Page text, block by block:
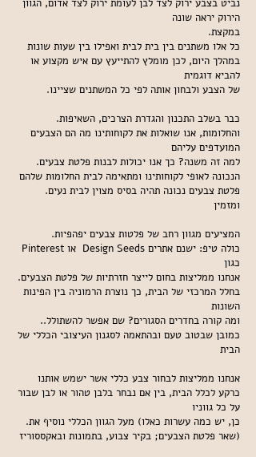
נביט בצבע ירוק לצד לבן לעומת ירוק לצד אדום, הגוון
הירוק יראה שונה
.במקצת
כל אלו משתנים בין בית לבית ואפילו בין שעות שונות
במהלך היום, לכן מומלץ להתייעץ עם איש מקצוע או
להביא דוגמית
.של הצבע ולבחון אותה לפי כל המשתנים שציינו
.כבר בשלב התכנון והגדרת הצרכים, השאיפות
והחלומות, אנו שואלות את לקוחותינו מה הם הצבעים
המועדפים עליהם
.למה זה משנה? כך אנו יכולות לבנות פלטת צבעים
הנכונה לאופי לקוחותינו ומתאימה לבית החלומות שלהם
.פלטת צבעים נכונה תהיה בסיס מצוין לבית נעים
ומזמין
.המציעים מגוון רחב של פלטות צבעים יפהפיות
Pinterest או Design Seeds כולה טיפ: ישנם אתרים
כגון
.אנחנו ממליצות בחום לייצר חזרתיות של פלטת הצבעים
בחלל המרכזי של הבית, כך נוצרת הרמוניה בין הפינות
השונות
.ומה קורה בחדרים הסגורים? שם אפשר להשתולל.
כמובן שבטוב טעם ובהתאמה לסגנון העיצובי הכללי של
הבית
אנחנו ממליצות לבחור צבע כללי אשר ישמש אותנו
כרקע לכלל הבית, בין אם נבחר בלבן טהור או לבן שבור
על כל גווניו
.כן, יש כמה עשרות כאלו) מעל הגוון הכללי נוסיף את
שאר פלטת הצבעים; בקיר צבוע, בתמונות ובאקססוריז)